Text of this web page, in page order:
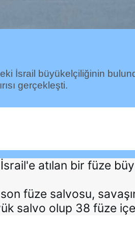
İsrail büyükelçiliğinin
gerçekleşti.
atılan bir füze
füze salvosu,
salvo olup 38 füze